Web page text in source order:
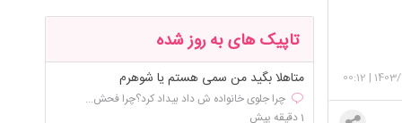
|
00:12
تاپیک های به روز شده
متاهلا بگید من سمی هستم یا شوهرم
چرا جلوی خانواده ش داد بیداد کرد؟چرا فحش...
1 دقیقه پیش